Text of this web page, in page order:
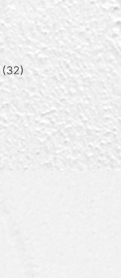
32